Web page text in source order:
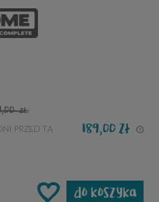
ZŁ
PRZED TĄ
189,00 zł
do koszyka